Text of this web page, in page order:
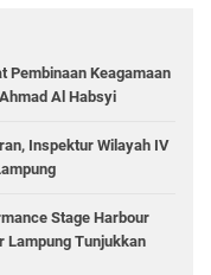
Pembinaan Keagamaan
Al Habsyi
Inspektur Wilayah IV
Stage Harbour
Lampung Tunjukkan